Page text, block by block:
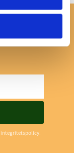
integritetspolicy.